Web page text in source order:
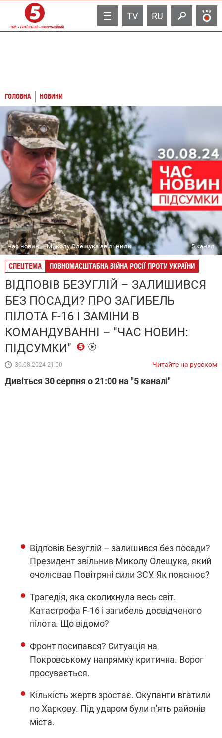
TV RU
ГОЛОВНА НОВИНИ
Час новин – Миколу Олещука звільнили 5 канал
СПЕЦТЕМА ПОВНОМАСШТАБНА ВІЙНА РОСІЇ ПРОТИ УКРАЇНИ
ВІДПОВІВ БЕЗУГЛІЙ – ЗАЛИШИВСЯ
БЕЗ ПОСАДИ? ПРО ЗАГИБЕЛЬ
ПІЛОТА F-16 І ЗАМІНИ В
КОМАНДУВАННІ – "ЧАС НОВИН:
ПІДСУМКИ"
30.08.2024 21:00 Читайте на русском
Дивіться 30 серпня о 21:00 на "5 каналі"
Відповів Безуглій – залишився без посади?
Президент звільнив Миколу Олещука, який
очолював Повітряні сили ЗСУ. Як пояснює?
Трагедія, яка сколихнула весь світ.
Катастрофа F-16 і загибель досвідченого
пілота. Що відомо?
Фронт посипався? Ситуація на
Покровському напрямку критична. Ворог
просувається.
Кількість жертв зростає. Окупанти вгатили
по Харкову. Під ударом були п'ять районів
міста.